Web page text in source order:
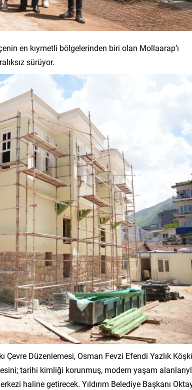
en kıymetli bölgelerinden biri olan Mollaarap’ı
sürüyor.
Çevre Düzenlemesi, Osman Fevzi Efendi Yazlık
tarihi kimliği korunmuş, modern yaşam
haline getirecek. Yıldırım Belediye Başkanı